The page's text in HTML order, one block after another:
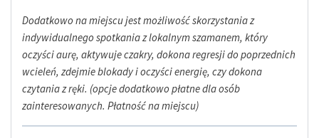
Dodatkowo na miejscu jest możliwość skorzystania z
indywidualnego spotkania z lokalnym szamanem, który
oczyści aurę, aktywuje czakry, dokona regresji do poprzednich
wcieleń, zdejmie blokady i oczyści energię, czy dokona
czytania z ręki. (opcje dodatkowo płatne dla osób
zainteresowanych. Płatność na miejscu)